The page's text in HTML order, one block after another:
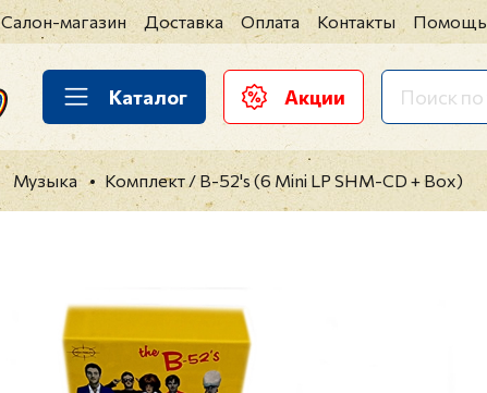
Салон-магазин Доставка Оплата Контакты Помощь
Каталог Акции
Музыка Комплект / B-52's (6 Mini LP SHM-CD + Box)